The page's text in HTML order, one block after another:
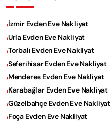
İzmir Evden Eve Nakliyat
Urla Evden Eve Nakliyat
Torbalı Evden Eve Nakliyat
Seferihisar Evden Eve Nakliyat
Menderes Evden Eve Nakliyat
Karabağlar Evden Eve Nakliyat
Güzelbahçe Evden Eve Nakliyat
Foça Evden Eve Nakliyat